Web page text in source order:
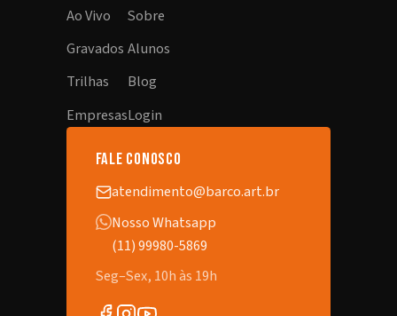
Ao Vivo
Gravados
Trilhas
Empresas
Sobre
Alunos
Blog
Login
fale conosco
atendimento@barco.art.br
Nosso Whatsapp
(11) 99980-5869
Seg–Sex, 10h às 19h